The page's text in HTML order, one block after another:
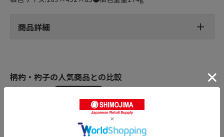
商品詳細
柄杓・杓子の人気商品との比較